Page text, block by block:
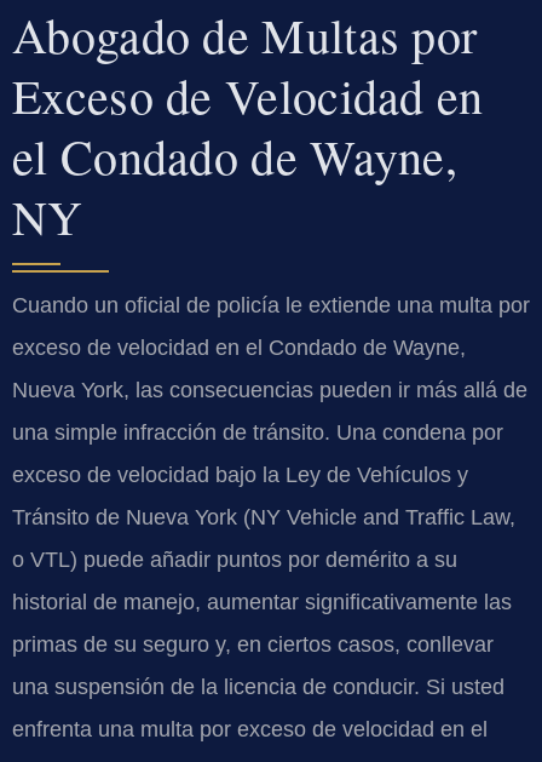
Abogado de Multas por
Exceso de Velocidad en
el Condado de Wayne,
NY
Cuando un oficial de policía le extiende una multa por
exceso de velocidad en el Condado de Wayne,
Nueva York, las consecuencias pueden ir más allá de
una simple infracción de tránsito. Una condena por
exceso de velocidad bajo la Ley de Vehículos y
Tránsito de Nueva York (NY Vehicle and Traffic Law,
o VTL) puede añadir puntos por demérito a su
historial de manejo, aumentar significativamente las
primas de su seguro y, en ciertos casos, conllevar
una suspensión de la licencia de conducir. Si usted
enfrenta una multa por exceso de velocidad en el